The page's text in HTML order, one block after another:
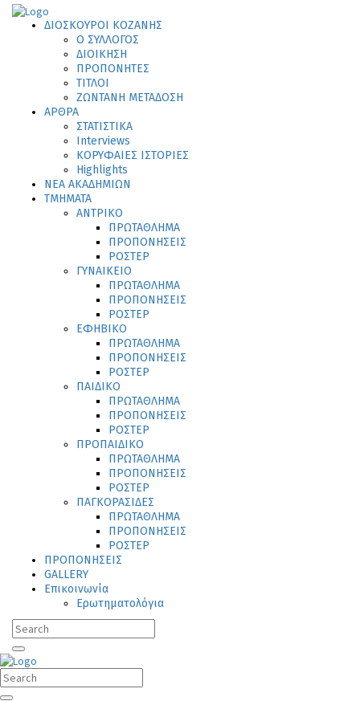
ΔΙΟΣΚΟΥΡΟΙ ΚΟΖΑΝΗΣ
Ο ΣΥΛΛΟΓΟΣ
ΔΙΟΙΚΗΣΗ
ΠΡΟΠΟΝΗΤΕΣ
ΤΙΤΛΟΙ
ΖΩΝΤΑΝΗ ΜΕΤΑΔΟΣΗ
ΑΡΘΡΑ
ΣΤΑΤΙΣΤΙΚΑ
Interviews
ΚΟΡΥΦΑΙΕΣ ΙΣΤΟΡΙΕΣ
Highlights
ΝΕΑ ΑΚΑΔΗΜΙΩΝ
ΤΜΗΜΑΤΑ
ΑΝΤΡΙΚΟ
ΠΡΩΤΑΘΛΗΜΑ
ΠΡΟΠΟΝΗΣΕΙΣ
ΡΟΣΤΕΡ
ΓΥΝΑΙΚΕΙΟ
ΠΡΩΤΑΘΛΗΜΑ
ΠΡΟΠΟΝΗΣΕΙΣ
ΡΟΣΤΕΡ
ΕΦΗΒΙΚΟ
ΠΡΩΤΑΘΛΗΜΑ
ΠΡΟΠΟΝΗΣΕΙΣ
ΡΟΣΤΕΡ
ΠΑΙΔΙΚΟ
ΠΡΩΤΑΘΛΗΜΑ
ΠΡΟΠΟΝΗΣΕΙΣ
ΡΟΣΤΕΡ
ΠΡΟΠΑΙΔΙΚΟ
ΠΡΩΤΑΘΛΗΜΑ
ΠΡΟΠΟΝΗΣΕΙΣ
ΡΟΣΤΕΡ
ΠΑΓΚΟΡΑΣΙΔΕΣ
ΠΡΩΤΑΘΛΗΜΑ
ΠΡΟΠΟΝΗΣΕΙΣ
ΡΟΣΤΕΡ
ΠΡΟΠΟΝΗΣΕΙΣ
GALLERY
Επικοινωνία
Ερωτηματολόγια